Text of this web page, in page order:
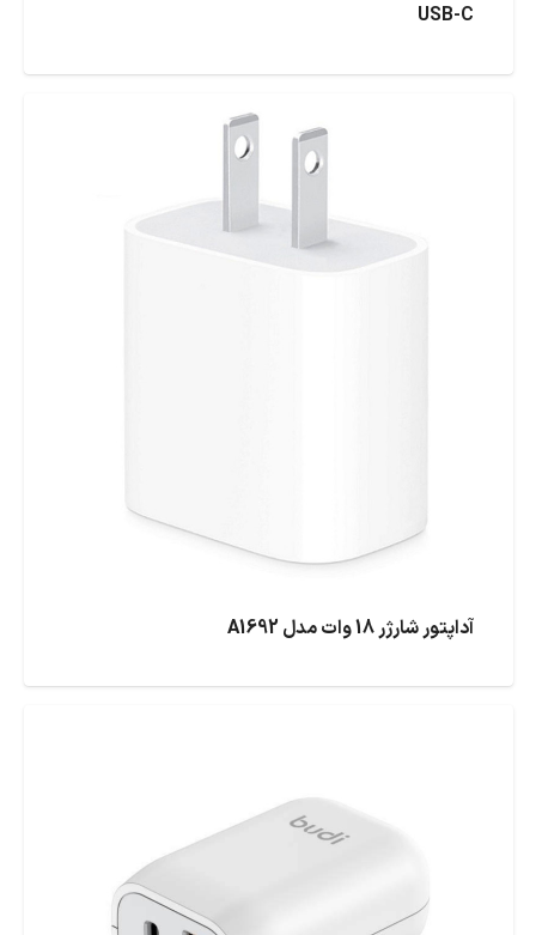
USB-C
آداپتور شارژر 18 وات مدل A1692